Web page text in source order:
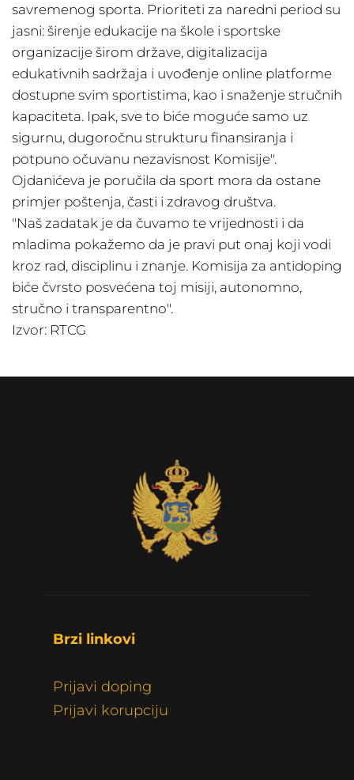
savremenog sporta. Prioriteti za naredni period su
jasni: širenje edukacije na škole i sportske
organizacije širom države, digitalizacija
edukativnih sadržaja i uvođenje online platforme
dostupne svim sportistima, kao i snaženje stručnih
kapaciteta. Ipak, sve to biće moguće samo uz
sigurnu, dugoročnu strukturu finansiranja i
potpuno očuvanu nezavisnost Komisije".
Ojdanićeva je poručila da sport mora da ostane
primjer poštenja, časti i zdravog društva.
"Naš zadatak je da čuvamo te vrijednosti i da
mladima pokažemo da je pravi put onaj koji vodi
kroz rad, disciplinu i znanje. Komisija za antidoping
biće čvrsto posvećena toj misiji, autonomno,
stručno i transparentno".
Izvor: RTCG
Brzi linkovi
Prijavi doping
Prijavi korupciju